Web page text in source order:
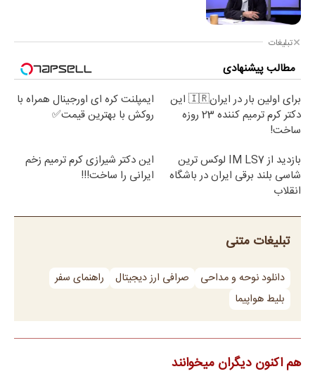
تبلیغات
مطالب پیشنهادی
برای اولین بار در ایران🇮🇷 این
دکتر کرم ترمیم کننده 23 روزه
ساخت!
ایمپلنت کره ای اورجینال همراه با
روکش با بهترین قیمت✅
بازدید از IM LS7 لوکس ترین
شاسی بلند برقی ایران در باشگاه
انقلاب
این دکتر شیرازی کرم ترمیم زخم
ایرانی را ساخت!!!
تبلیغات متنی
دانلود نوحه و مداحی صرافی ارز دیجیتال
راهنمای سفر
بلیط هواپیما
هم اکنون دیگران میخوانند